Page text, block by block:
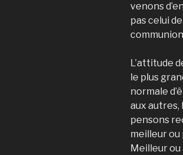
venons
pas celui
L’attitude
le plus
normale
aux autres,
pensons
meilleur ou
Meilleur